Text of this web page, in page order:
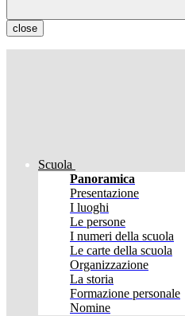
close
Scuola
Panoramica
Presentazione
I luoghi
Le persone
I numeri della scuola
Le carte della scuola
Organizzazione
La storia
Formazione personale
Nomine